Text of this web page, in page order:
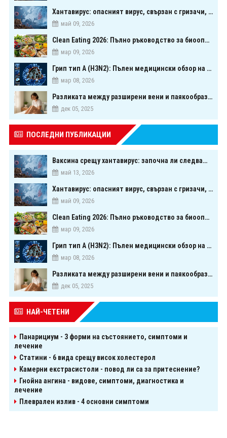
Хантавирус: опасният вирус, свързан с гризачи, който предизвика тревога в Европа
май 09, 2026
Clean Eating 2026: Пълно ръководство за биооптимизация чрез хранене
мар 09, 2026
Грип тип A (H3N2): Пълен медицински обзор на сезонния щам през 2026 г.
мар 08, 2026
Разликата между разширени вени и паякообразни вени - и как наистина можете да ги предотвратите
дек 05, 2025
ПОСЛЕДНИ ПУБЛИКАЦИИ
Ваксина срещу хантавирус: започна ли следващата голяма надпревара в медицината?
май 13, 2026
Хантавирус: опасният вирус, свързан с гризачи, който предизвика тревога в Европа
май 09, 2026
Clean Eating 2026: Пълно ръководство за биооптимизация чрез хранене
мар 09, 2026
Грип тип A (H3N2): Пълен медицински обзор на сезонния щам през 2026 г.
мар 08, 2026
Разликата между разширени вени и паякообразни вени - и как наистина можете да ги предотвратите
дек 05, 2025
НАЙ-ЧЕТЕНИ
Панарициум - 3 форми на състоянието, симптоми и
лечение
Статини - 6 вида срещу висок холестерол
Камерни екстрасистоли - повод ли са за притеснение?
Гнойна ангина - видове, симптоми, диагностика и
лечение
Плеврален излив - 4 основни симптоми